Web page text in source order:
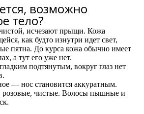
возможно
тело?​
исчезают прыщи. Кожа
как будто изнутри идет свет,
пятна. До курса кожа обычно имеет
а тут его уже нет.
подтянутым, вокруг глаз нет
— нос становится аккуратным.
розовые, чистые. Волосы пышные и